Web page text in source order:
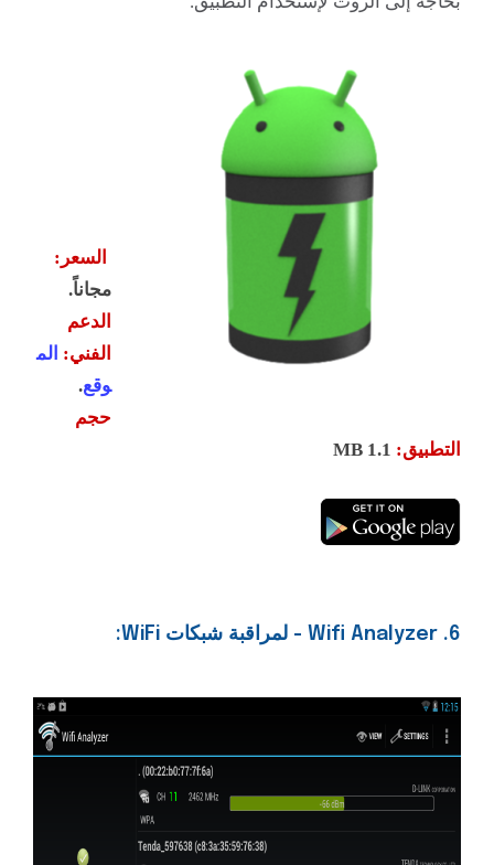
السعر:
مجاناً.
الدعم
الفني: الم
وقع.
حجم
التطبيق: .1 MB
6. Wifi Analyzer - لمراقبة شبكات WiFi: